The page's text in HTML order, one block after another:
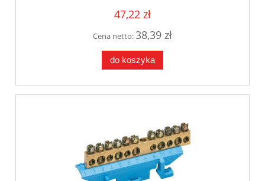
47,22 zł
Cena netto:38,39 zł
do koszyka